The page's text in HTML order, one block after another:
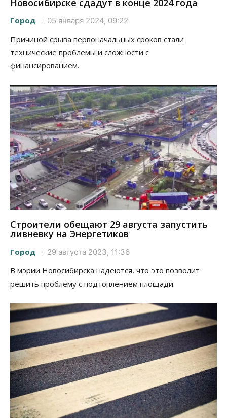
Новосибирске сдадут в конце 2024 года
Город 05 января 2024, 09:22
Причиной срыва первоначальных сроков стали
технические проблемы и сложности с
финансированием.
Строители обещают 29 августа запустить
ливневку на Энергетиков
Город 29 августа 2023, 11:36
В мэрии Новосибирска надеются, что это позволит
решить проблему с подтоплением площади.